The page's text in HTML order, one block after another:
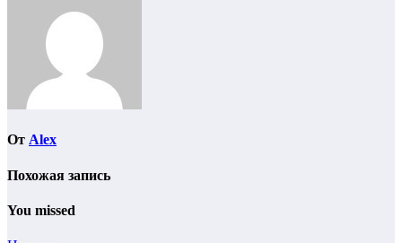
От Alex
Похожая запись
You missed